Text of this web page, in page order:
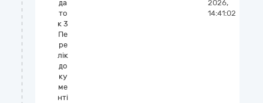
да
то
к 3
Пе
ре
лік
до
ку
ме
нті
2026,
14:41:02